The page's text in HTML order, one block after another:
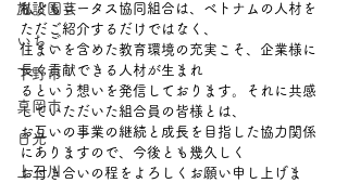
施設園芸
いちご
下野市
真岡市
日光
上三川
私どもロータス協同組合は、ベトナムの人材を
ただご紹介するだけではなく、
住まいを含めた教育環境の充実こそ、企業様に
長く貢献できる人材が生まれ
るという想いを発信しております。それに共感
していただいた組合員の皆様とは、
お互いの事業の継続と成長を目指した協力関係
にありますので、今後とも幾久しく
お付き合いの程をよろしくお願い申し上げま